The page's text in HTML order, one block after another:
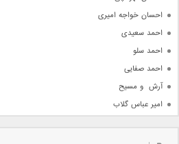
احسان خواجه امیری
احمد سعیدی
احمد سلو
احمد صفایی
آرش  و مسیح
امیر عباس گلاب
امیر علی